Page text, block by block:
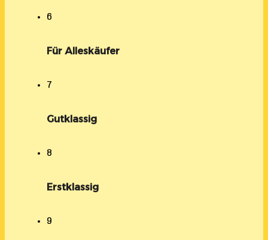
6
Für Alleskäufer
7
Gutklassig
8
Erstklassig
9